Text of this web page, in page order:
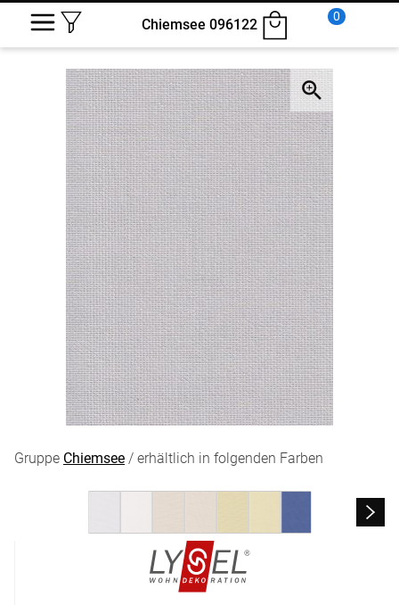
Chiemsee 096122
0
Gruppe Chiemsee / erhältlich in folgenden Farben